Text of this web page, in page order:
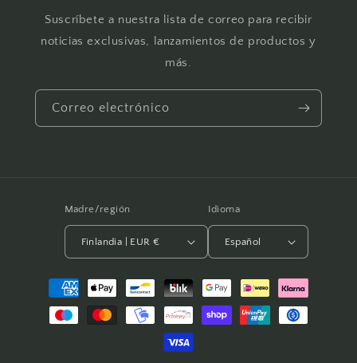
Suscríbete a nuestra lista de correo para recibir
noticias exclusivas, lanzamientos de productos y
más.
Correo electrónico
Madre/región
Finlandia | EUR €
Idioma
Español
Métodos
pago